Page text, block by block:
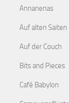
Annanenas
Auf alten Saiten
Auf der Couch
Bits and Pieces
Café Babylon